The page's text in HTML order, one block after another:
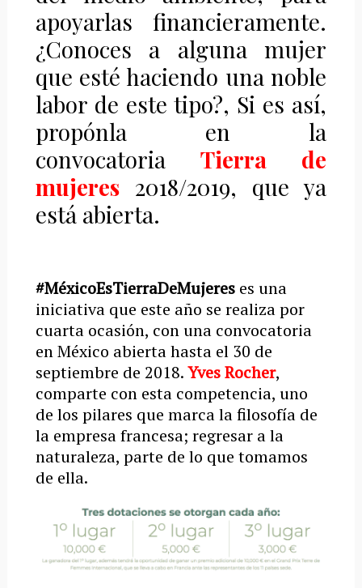
apoyarlas financieramente.
¿Conoces a alguna mujer
que esté haciendo una noble
labor de este tipo?, Si es así,
propónla en la
convocatoria Tierra de
mujeres2018/2019, que ya
está abierta.
#MéxicoEsTierraDeMujereses una
iniciativa que este año se realiza por
cuarta ocasión, con una convocatoria
en México abierta hasta el 30 de
septiembre de 2018.Yves Rocher,
comparte con esta competencia, uno
de los pilares que marca la filosofía de
la empresa francesa; regresar a la
naturaleza, parte de lo que tomamos
de ella.